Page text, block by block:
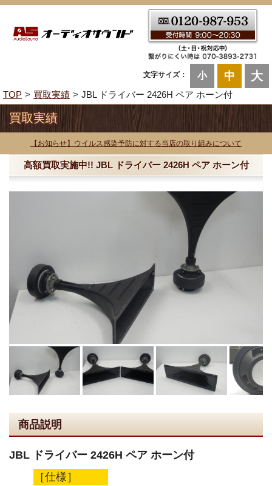
文字サイズ： 小 中 大
TOP 買取実績 JBL ドライバー 2426H ペア ホーン付
買取実績
【お知らせ】ウイルス感染予防に対する当店の取り組みについて
高額買取実施中!! JBL ドライバー 2426H ペア ホーン付
商品説明
JBL ドライバー 2426H ペア ホーン付
［仕様］